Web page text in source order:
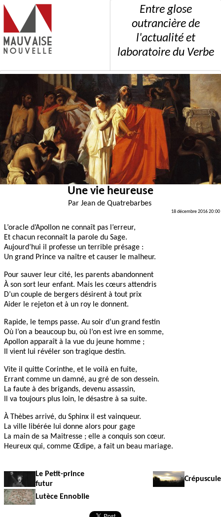
Entre glose
outrancière de
l'actualité et
laboratoire du Verbe
Une vie heureuse
Par Jean de Quatrebarbes
18 décembre 2016 20:00
L’oracle d’Apollon ne connaît pas l’erreur,
Et chacun reconnaît la parole du Sage.
Aujourd’hui il professe un terrible présage :
Un grand Prince va naître et causer le malheur.
Pour sauver leur cité, les parents abandonnent
À son sort leur enfant. Mais les cœurs attendris
D’un couple de bergers désirent à tout prix
Aider le rejeton et à un roy le donnent.
Rapide, le temps passe. Au soir d’un grand festin
Où l’on a beaucoup bu, où l’on est ivre en somme,
Apollon apparaît à la vue du jeune homme ;
Il vient lui révéler son tragique destin.
Vite il quitte Corinthe, et le voilà en fuite,
Errant comme un damné, au gré de son dessein.
La faute à des brigands, devenu assassin,
Il va toujours plus loin, le désastre à sa suite.
À Thèbes arrivé, du Sphinx il est vainqueur.
La ville libérée lui donne alors pour gage
La main de sa Maitresse ; elle a conquis son cœur.
Heureux qui, comme Œdipe, a fait un beau mariage.
Le Petit-prince
futur
Crépuscule
Lutèce Ennoblie